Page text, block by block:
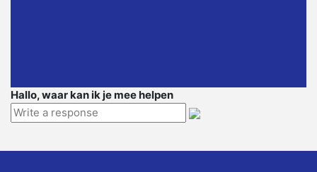
Hallo, waar kan ik je mee helpen